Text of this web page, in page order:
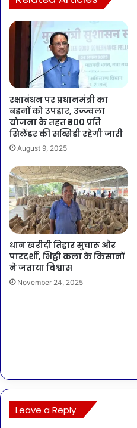
रक्षाबंधन पर प्रधानमंत्री का
बहनों को उपहार, उज्ज्वला
योजना के तहत ₹300 प्रति
सिलेंडर की सब्सिडी रहेगी जारी
August 9, 2025
धान खरीदी तिहार सुचारू और
पारदर्शी, भिट्ठी कला के किसानों
ने जताया विश्वास
November 24, 2025
Leave a Reply